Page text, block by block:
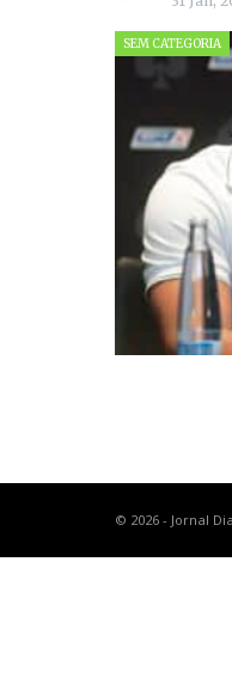
SEM CATEGORIA
© 2026 - Jornal